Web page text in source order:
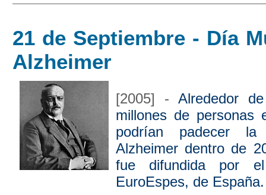
21 de Septiembre - Día
Alzheimer
[2005] - Alrededor
millones de personas
podrían padecer la
Alzheimer dentro de
fue difundida por
EuroEspes, de España.